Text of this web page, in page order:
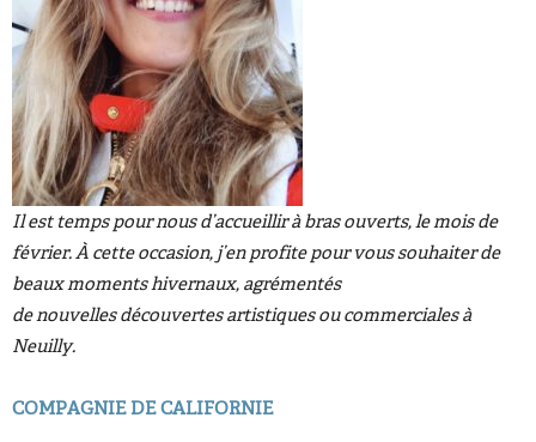
Il est temps pour nous d’accueillir à bras ouverts, le mois de
février. À cette occasion, j’en profite pour vous souhaiter de
beaux moments hivernaux, agrémentés
de nouvelles découvertes artistiques ou commerciales à
Neuilly.
COMPAGNIE DE CALIFORNIE